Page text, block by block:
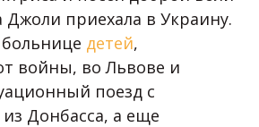
приехала в Украину.
детей,
войны, во Львове и
поезд с
Донбасса, а еще